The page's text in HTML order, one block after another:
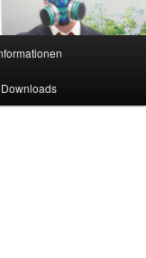
Downloads